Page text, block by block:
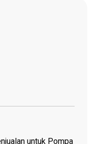
untuk Pompa